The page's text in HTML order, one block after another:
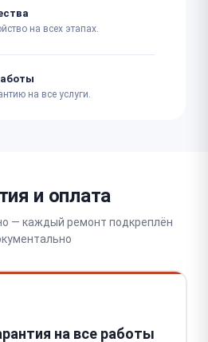
на всех этапах.
на все услуги.
и оплата
— каждый ремонт подкреплён
на все работы